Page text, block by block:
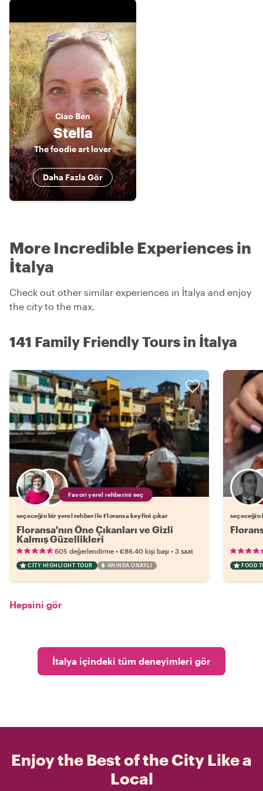
CiaoBen
Stella
The foodie art lover
Daha Fazla Gör
More Incredible Experiences in
İtalya
Check out other similar experiences in İtalya and enjoy
the city to the max.
141 Family Friendly Tours in İtalya
Favori yerel rehberini seç
seçeceğin bir yerel rehber ile Floransa keyfini çıkar
Floransa'nın Öne Çıkanları ve Gizli
Kalmış Güzellikleri
605 değerlendirme • €86.40 kişi başı • 3 saat
CITY HIGHLIGHT TOUR ANINDA ONAYLI
seçeceğin
FOOD
Hepsini gör
İtalya içindeki tüm deneyimleri gör
Enjoy the Best of the City Like a
Local